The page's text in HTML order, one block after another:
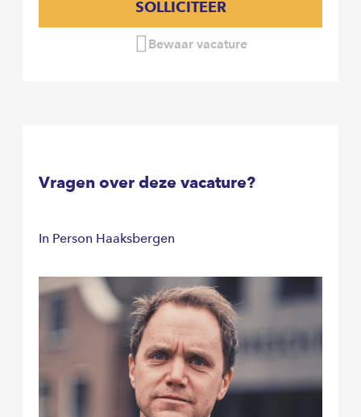
SOLLICITEER
Bewaar vacature
Vragen over deze vacature?
In Person Haaksbergen